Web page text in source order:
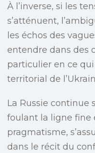
À l’inverse, si les
s’atténuent,
les échos des
entendre dans des
particulier en ce
territorial de
La Russie continue
foulant la ligne fine
pragmatisme,
dans le récit du